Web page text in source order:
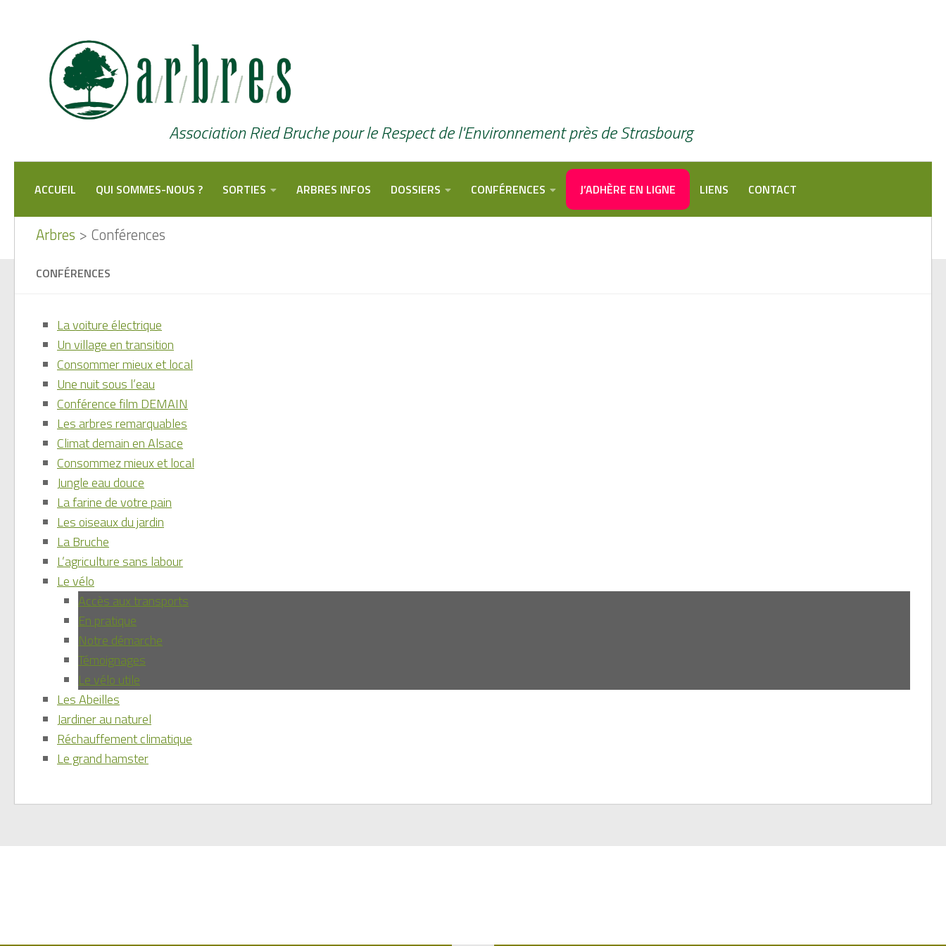
Association Ried Bruche pour le Respect de l'Environnement près de Strasbourg
ACCUEIL QUI SOMMES-NOUS ? SORTIES ARBRES INFOS DOSSIERS CONFÉRENCES J’ADHÈRE EN LIGNE LIENS CONTACT
Arbres > Conférences
CONFÉRENCES
La voiture électrique
Un village en transition
Consommer mieux et local
Une nuit sous l’eau
Conférence film DEMAIN
Les arbres remarquables
Climat demain en Alsace
Consommez mieux et local
Jungle eau douce
La farine de votre pain
Les oiseaux du jardin
La Bruche
L’agriculture sans labour
Le vélo
Accès aux transports
En pratique
Notre démarche
Témoignages
Le vélo utile
Les Abeilles
Jardiner au naturel
Réchauffement climatique
Le grand hamster